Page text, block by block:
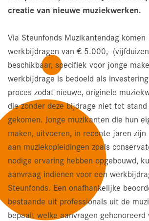
creatie van nieuwe muziekwerken.
Via Steunfonds Muzikantendag komen
werkbijdragen van € 5.000,-
beschikbaar, specifiek voor jonge
werkbijdrage is bedoeld als
proces zodat nieuwe, originele
die zonder deze bijdrage niet tot stand
gekomen. Jonge muzikanten die hun
maken, uitvoeren, in recente jaren zijn
aan muziekopleidingen zoals
nodige ervaring hebben opgebouwd,
aanvraag indienen voor een
Steunfonds. Een onafhankelijke
bestaande uit professionals uit de
bepaalt welke aanvragen gehonoreerd